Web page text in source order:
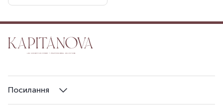
Посилання